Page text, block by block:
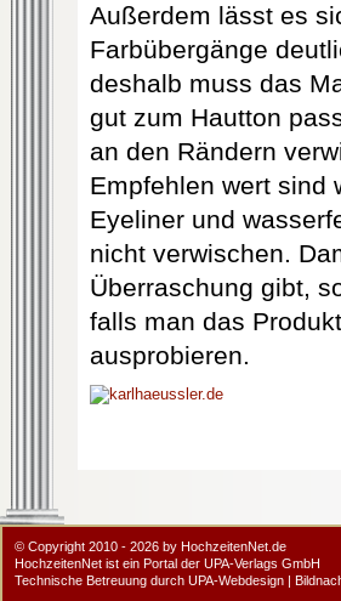
Außerdem lässt es
Farbübergänge
deshalb muss das
gut zum Hautton
an den Rändern
Empfehlen wert sind
Eyeliner und
nicht verwischen.
Überraschung gibt,
falls man das
ausprobieren.
© Copyright 2010 - 2026 by HochzeitenNet.de
HochzeitenNet ist ein Portal der UPA-Verlags GmbH
Technische Betreuung durch UPA-Webdesign |